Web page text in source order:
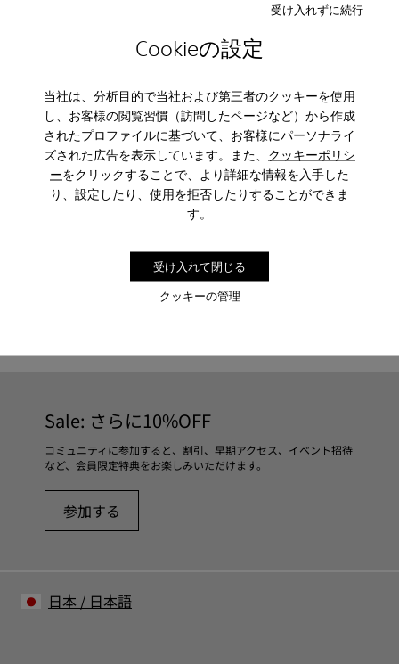
Cookieの設定
当社は、分析目的で当社および第三者のクッキーを使用
し、お客様の閲覧習慣（訪問したページなど）から作成
されたプロファイルに基づいて、お客様にパーソナライ
ズされた広告を表示しています。また、 クッキーポリシ
ーをクリックすることで、より詳細な情報を入手した
り、設定したり、使用を拒否したりすることができま
す。
クッキーの管理
受け入れずに続行
受け入れて閉じる
ノンレザー
バレエシューズ
フラットシューズ
カジュアルシューズ
スニーカー
フォーマルシューズ
プラットフォーム/ウェッジ
ヒール
Sale: さらに10%OFF
コミュニティに参加すると、割引、早期アクセス、イベント招待
など、会員限定特典をお楽しみいただけます。
参加する
日本 / 日本語